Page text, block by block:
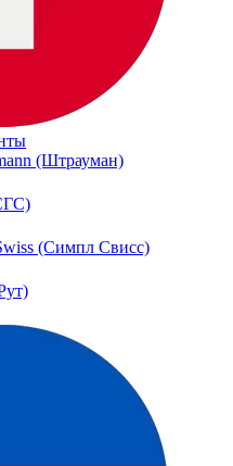
(Штрауман)
(Симпл Свисс)